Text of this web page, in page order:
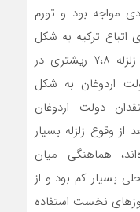
مواجه بود و تورم
برای اتباع ترکیه به شکل
بی‌سابقه‌ای افزایش داده است، وقوع زلزله ۷،۸ ریشتری در
اردوغان به شکل
دولت اردوغان
وقوع زلزله بسیار
هماهنگی میان
بسیار کم بود و از
نخست استفاده